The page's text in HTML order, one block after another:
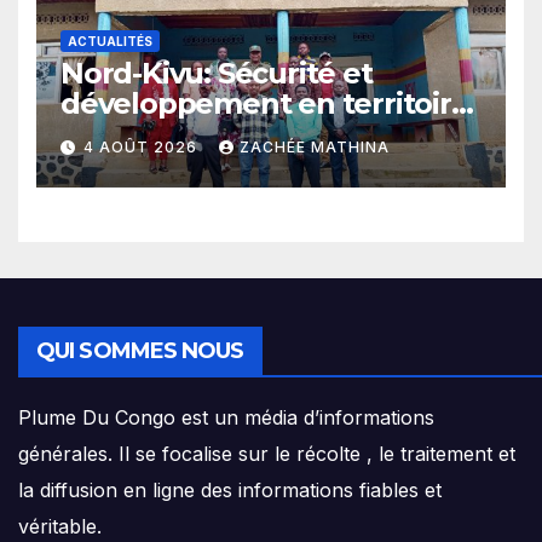
ACTUALITÉS
Nord-Kivu: Sécurité et
développement en territoire
de Beni, l’Hon. Jules Mathe
prône l’exemple d’un
mandat connecté à sa base
4 AOÛT 2026 ZACHÉE MATHINA
QUI SOMMES NOUS
Plume Du Congo est un média d’informations
générales. Il se focalise sur le récolte , le traitement et
la diffusion en ligne des informations fiables et
véritable.